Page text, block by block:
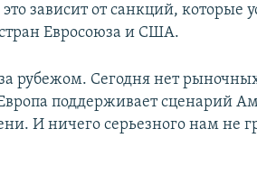
зависит от санкций, которые
Евросоюза и США.
рубежом. Сегодня нет
поддерживает сценарий
И ничего серьезного нам не